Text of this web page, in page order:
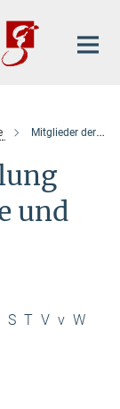
Mitglieder der Abteilung
und
S T V v W